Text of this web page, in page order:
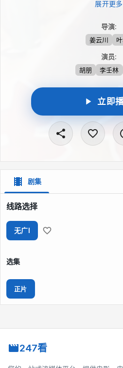
着感激与喜悦投入生产、开启新生活
展开更多
导演:
姜云川
演员:
胡朋 李壬林
立即
剧集
线路选择
无广I
选集
正片
247看